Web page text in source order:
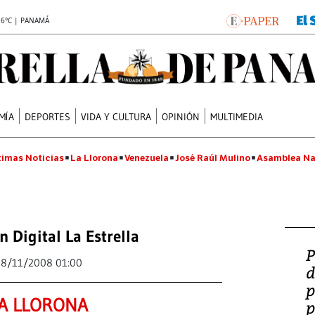
| PANAMÁ
DEPORTES VIDA Y CULTURA OPINIÓN MULTIMEDIA
Noticias La Llorona Venezuela José Raúl Mulino Asamblea
Digital La Estrella
11/2008 01:00
LLORONA